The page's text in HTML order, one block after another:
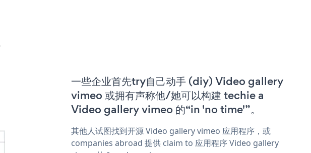
一些企业首先try自己动手 (diy) Video gallery
vimeo 或拥有声称他/她可以构建 techie a
Video gallery vimeo 的“in 'no time'”。
其他人试图找到开源 Video gallery vimeo 应用程序，或
companies abroad 提供 claim to 应用程序 Video gallery